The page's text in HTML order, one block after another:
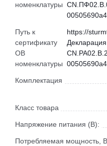
номенклатуры
Путь к
сертификату
ОВ
номенклатуры
https://
Комплектация
Класс товара
Напряжение питания (В):
Потребляемая мощность,